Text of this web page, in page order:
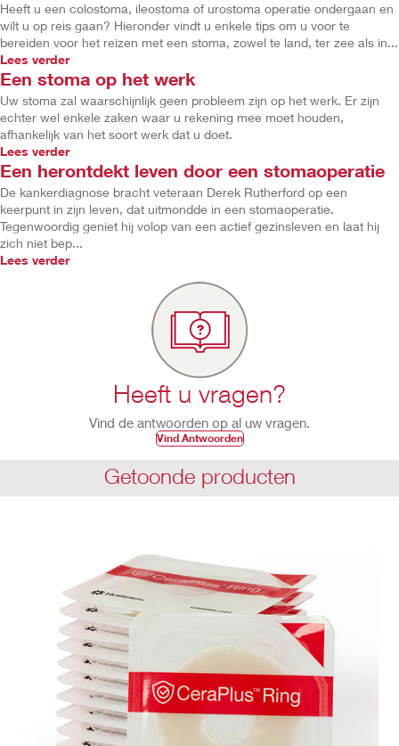
Heeft u een colostoma, ileostoma of urostoma operatie ondergaan en
wilt u op reis gaan? Hieronder vindt u enkele tips om u voor te
bereiden voor het reizen met een stoma, zowel te land, ter zee als in...
Lees verder
Een stoma op het werk
Uw stoma zal waarschijnlijk geen probleem zijn op het werk. Er zijn
echter wel enkele zaken waar u rekening mee moet houden,
afhankelijk van het soort werk dat u doet.
Lees verder
Een herontdekt leven door een stomaoperatie
De kankerdiagnose bracht veteraan Derek Rutherford op een
keerpunt in zijn leven, dat uitmondde in een stomaoperatie.
Tegenwoordig geniet hij volop van een actief gezinsleven en laat hij
zich niet bep...
Lees verder
Heeft u vragen?
Vind de antwoorden op al uw vragen.
Vind Antwoorden
Getoonde producten